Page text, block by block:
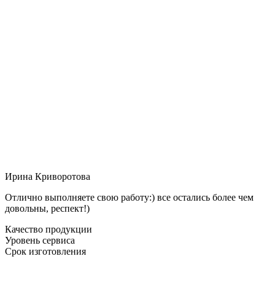
Ирина Криворотова
Отлично выполняете свою работу:) все остались более чем
довольны, респект!)
Качество продукции
Уровень сервиса
Срок изготовления